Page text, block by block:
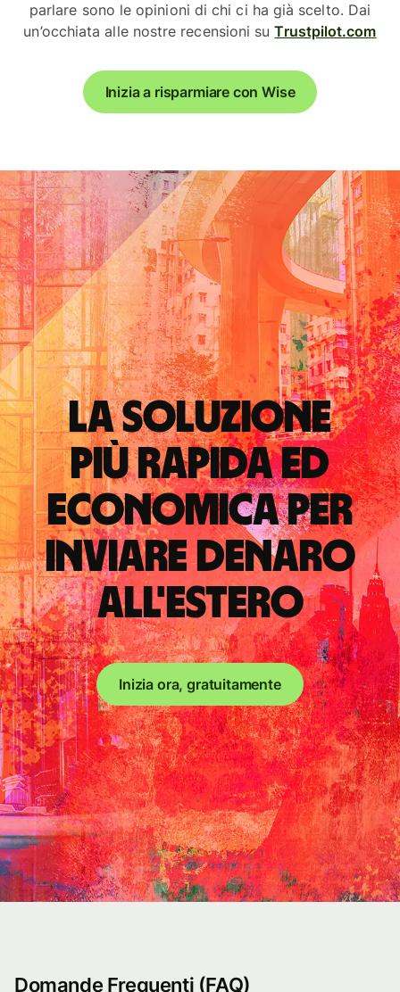
parlare sono le opinioni di chi ci ha già scelto. Dai
un’occhiata alle nostre recensioni suTrustpilot.com
Inizia a risparmiare con Wise
La soluzione
più rapida ed
economica per
inviare denaro
all'estero
Inizia ora, gratuitamente
Domande Frequenti (FAQ)